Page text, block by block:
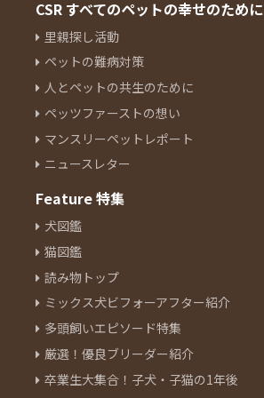
CSR すべてのペットの幸せのために
里親探し活動
ペットの難病対策
人とペットの共生のために
ペッツファーストの想い
マンスリーペットレポート
ニュースレター
Feature 特集
犬図鑑
猫図鑑
読み物トップ
ミックス犬ビフォーアフター紹介
多頭飼いエピソード特集
厳選！優良ブリーダー紹介
卒業生大集合！子犬・子猫の1年後